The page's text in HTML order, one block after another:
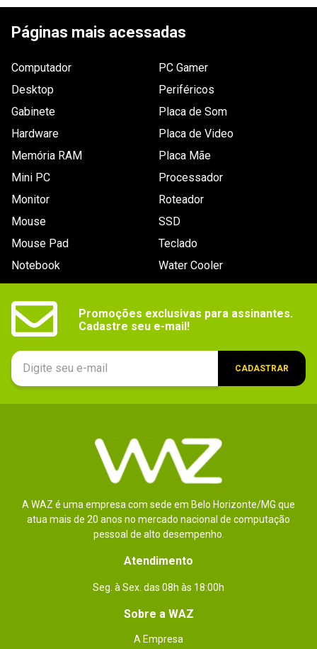
Cabeamento
Refrigeração Ativa
Conectores
4x Conector(es) SATA, 1x Conector(es) ATX 20/24-
pinos, 2x Conector(es) ATX12V 4-pinos, 1x
Conector(es) Floppy Disk, 4x Conector(es)
Periféricos 4-pinos, 4x Conector(es) PCI Express
entrada
Ventoinha 135mm
informações
embalagem
ESCREVER AVALIAÇÃO
garantia@waz.com.br ou (31) 2126-6610 (Telefone ou
Páginas mais acessadas
Computador
Desktop
Gabinete
Hardware
Memória RAM
Mini PC
Monitor
Mouse
Mouse Pad
Notebook
PC Gamer
Periféricos
Placa de Som
Placa de Video
Placa Mãe
Processador
Roteador
SSD
Teclado
Water Cooler
Promoções exclusivas para assinantes.
Cadastre seu e-mail!
CADASTRAR
A WAZ é uma empresa com sede em Belo Horizonte/MG que
atua mais de 20 anos no mercado nacional de computação
pessoal de alto desempenho.
Atendimento
Seg. à Sex. das 08h às 18:00h
Sobre a WAZ
A Empresa